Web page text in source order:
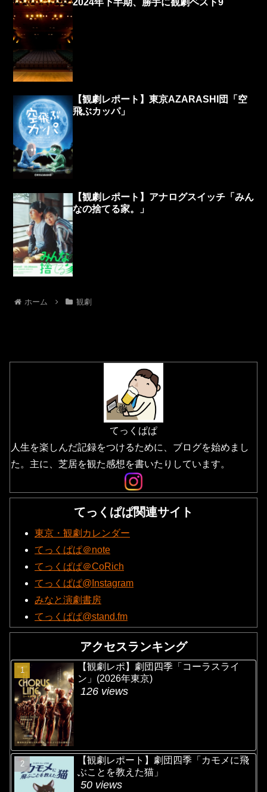
【観劇レポート】東京AZARASHI団「空
飛ぶカッパ」
【観劇レポート】アナログスイッチ「みん
なの捨てる家。」
ホーム 観劇
てっくぱぱ
人生を楽しんだ記録をつけるために、ブログを始めまし
た。主に、芝居を観た感想を書いたりしています。
てっくぱぱ関連サイト
東京・観劇カレンダー
てっくぱぱ＠note
てっくぱぱ＠CoRich
てっくぱぱ@Instagram
みなと演劇書房
てっくぱぱ@stand.fm
アクセスランキング
【観劇レポ】劇団四季「コーラスライ
ン」(2026年東京)
126 views
【観劇レポート】劇団四季「カモメに飛
ぶことを教えた猫」
50 views